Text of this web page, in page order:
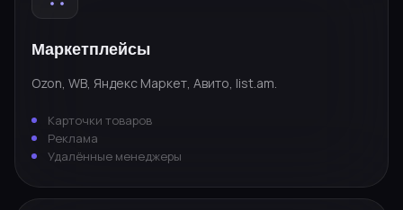
Маркетплейсы
Ozon, WB, Яндекс Маркет, Авито, list.am.
Карточки товаров
Реклама
Удалённые менеджеры